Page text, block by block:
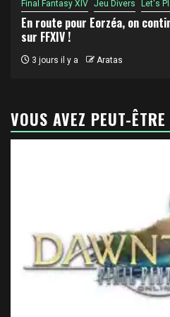
Final Fantasy XIV Jeu Divers Let's
En route pour Eorzéa, on
sur FFXIV !
3 jours il y a Aratas
VOUS AVEZ PEUT-ÊTRE